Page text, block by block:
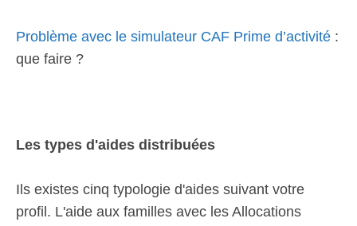
Problème avec le simulateur CAF Prime d’activité :
que faire ?
Les types d'aides distribuées
Ils existes cinq typologie d'aides suivant votre
profil. L'aide aux familles avec les Allocations